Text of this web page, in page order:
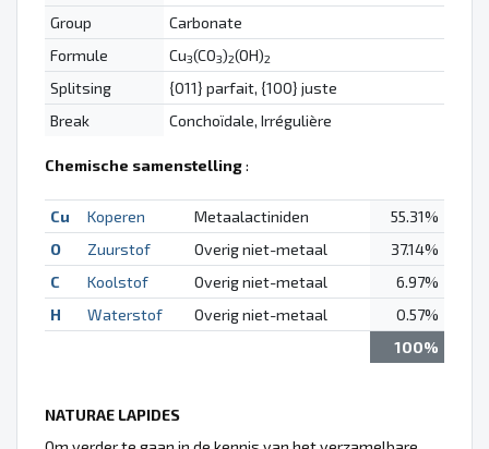
Group
Carbonate
Formule
Cu3(CO3)2(OH)2
Splitsing
{011} parfait, {100} juste
Break
Conchoïdale, Irrégulière
Chemische samenstelling:
Cu Koperen Metaalactiniden
55.31%
O
Zuurstof Overig niet-metaal
37.14%
C
Koolstof Overig niet-metaal
6.97%
H
Waterstof Overig niet-metaal
0.57%
100%
NATURAE LAPIDES